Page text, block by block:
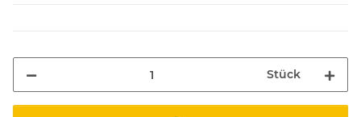
Stück